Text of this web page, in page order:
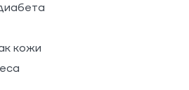
кожи